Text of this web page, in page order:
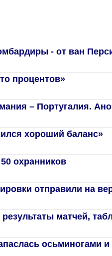
- от ван
процентов»
– Португалия.
хороший баланс»
охранников
отправили на
матчей,
осьминогами